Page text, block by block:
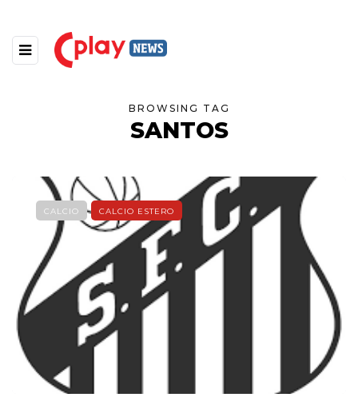
BROWSING TAG
SANTOS
CALCIO CALCIO ESTERO